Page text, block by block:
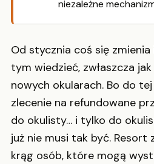
niezależne
Od stycznia coś się
tym wiedzieć, zwłaszcza
nowych okularach. Bo do
zlecenie na refundowane
do okulisty… i tylko do
już nie musi tak być. Resort
krąg osób, które mogą